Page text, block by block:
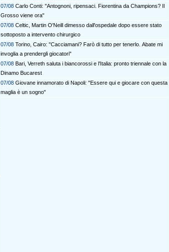
07/08 Carlo Conti: "Antognoni, ripensaci. Fiorentina da Champions? Il
Grosso viene ora"
07/08 Celtic, Martin O'Neill dimesso dall'ospedale dopo essere stato
sottoposto a intervento chirurgico
07/08 Torino, Cairo: "Cacciamani? Farò di tutto per tenerlo. Abate mi
invoglia a prendergli giocatori"
07/08 Bari, Verreth saluta i biancorossi e l'Italia: pronto triennale con la
Dinamo Bucarest
07/08 Giovane innamorato di Napoli: "Essere qui e giocare con questa
maglia è un sogno"